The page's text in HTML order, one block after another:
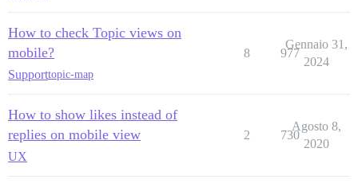
How to check Topic views on
mobile?
Supporttopic-map
8 977
Gennaio 31,
2024
How to show likes instead of
replies on mobile view
UX
2 730
Agosto 8,
2020